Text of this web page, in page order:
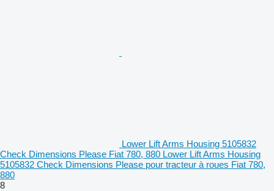
Lower Lift Arms Housing 5105832
Check Dimensions Please Fiat 780, 880 Lower Lift Arms Housing
5105832 Check Dimensions Please pour tracteur à roues Fiat 780,
880
8